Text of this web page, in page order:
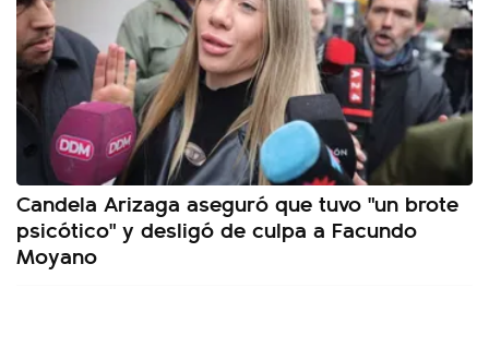
Candela Arizaga aseguró que tuvo "un brote
psicótico" y desligó de culpa a Facundo
Moyano